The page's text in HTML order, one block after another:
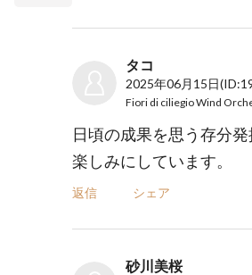
タコ
2025年06月15日
日頃の成果を思う存分発
楽しみにしています。
返信 シェア
砂川美桜